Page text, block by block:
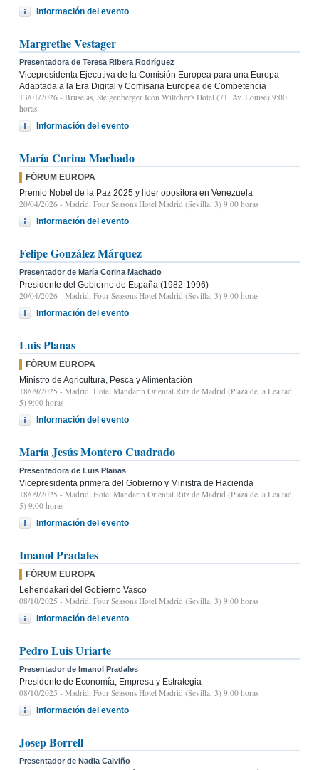
Información del evento
Margrethe Vestager
Presentadora de Teresa Ribera Rodríguez
Vicepresidenta Ejecutiva de la Comisión Europea para una Europa
Adaptada a la Era Digital y Comisaria Europea de Competencia
13/01/2026 - Bruselas, Steigenberger Icon Wiltcher's Hotel (71, Av. Louise) 9:00
horas
Información del evento
María Corina Machado
FÓRUM EUROPA
Premio Nobel de la Paz 2025 y líder opositora en Venezuela
20/04/2026 - Madrid, Four Seasons Hotel Madrid (Sevilla, 3) 9.00 horas
Información del evento
Felipe González Márquez
Presentador de María Corina Machado
Presidente del Gobierno de España (1982-1996)
20/04/2026 - Madrid, Four Seasons Hotel Madrid (Sevilla, 3) 9.00 horas
Información del evento
Luis Planas
FÓRUM EUROPA
Ministro de Agricultura, Pesca y Alimentación
18/09/2025 - Madrid, Hotel Mandarin Oriental Ritz de Madrid (Plaza de la Lealtad,
5) 9:00 horas
Información del evento
María Jesús Montero Cuadrado
Presentadora de Luis Planas
Vicepresidenta primera del Gobierno y Ministra de Hacienda
18/09/2025 - Madrid, Hotel Mandarin Oriental Ritz de Madrid (Plaza de la Lealtad,
5) 9:00 horas
Información del evento
Imanol Pradales
FÓRUM EUROPA
Lehendakari del Gobierno Vasco
08/10/2025 - Madrid, Four Seasons Hotel Madrid (Sevilla, 3) 9.00 horas
Información del evento
Pedro Luis Uriarte
Presentador de Imanol Pradales
Presidente de Economía, Empresa y Estrategia
08/10/2025 - Madrid, Four Seasons Hotel Madrid (Sevilla, 3) 9.00 horas
Información del evento
Josep Borrell
Presentador de Nadia Calviño